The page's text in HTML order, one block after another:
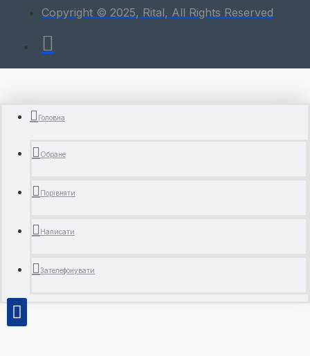
Copyright © 2025, Rital, All Rights Reserved
Головна
Обране
Порівняти
Написати
Зателефонувати